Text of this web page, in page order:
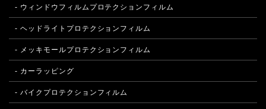
- ウィンドウフィルムプロテクションフィルム
- ヘッドライトプロテクションフィルム
- メッキモールプロテクションフィルム
- カーラッピング
- バイクプロテクションフィルム